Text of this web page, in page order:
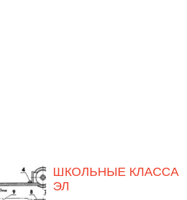
ШКОЛЬНЫЕ КЛАССА
ЭЛ